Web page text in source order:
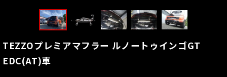
TEZZOプレミアマフラー ルノートゥインゴGT
EDC(AT)車